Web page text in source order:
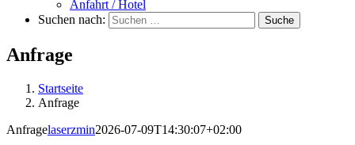
Anfahrt / Hotel
Suchen nach:
Suche
Anfrage
Startseite
Anfrage
Anfragelaserzmin2026-07-09T14:30:07+02:00